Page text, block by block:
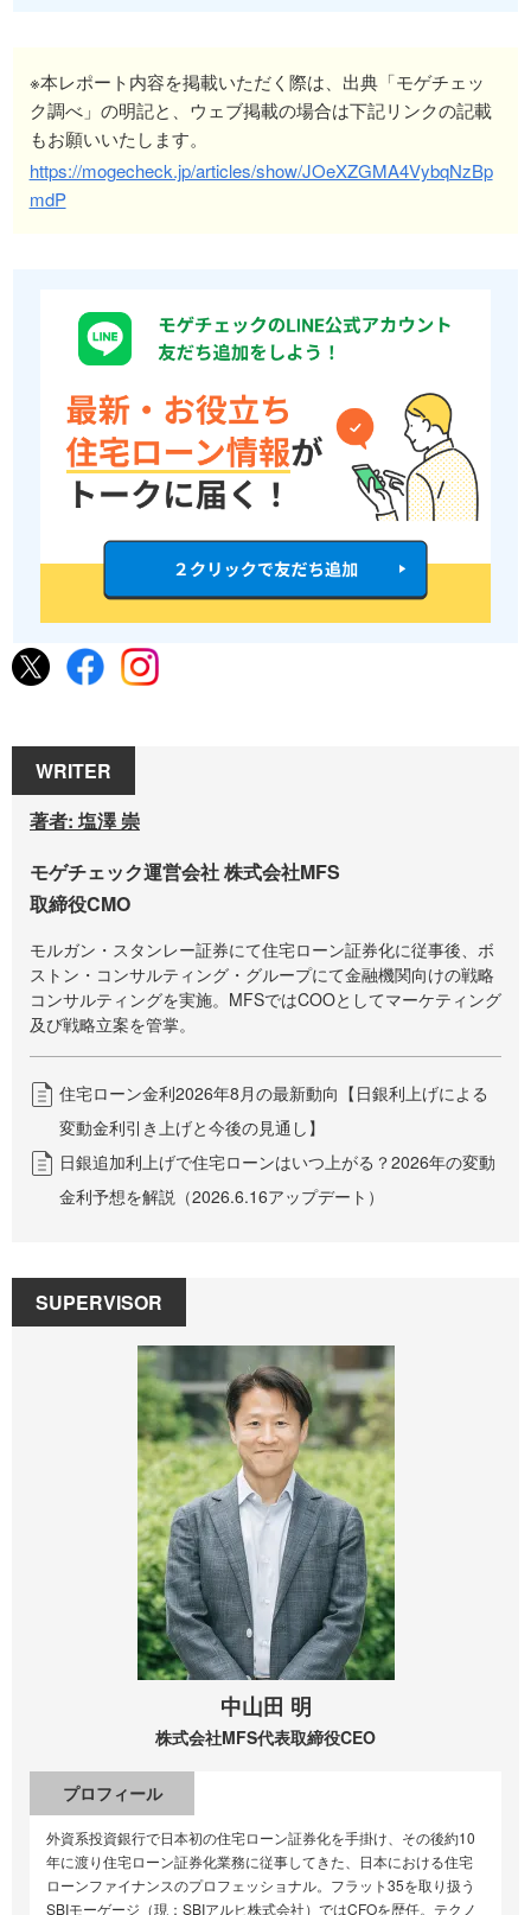
※本レポート内容を掲載いただく際は、出典「モゲチェッ
ク調べ」の明記と、ウェブ掲載の場合は下記リンクの記載
もお願いいたします。
https://mogecheck.jp/articles/show/JOeXZGMA4VybqNzBp
mdP
WRITER
著者: 塩澤 崇
モゲチェック運営会社 株式会社MFS
取締役CMO
モルガン・スタンレー証券にて住宅ローン証券化に従事後、ボ
ストン・コンサルティング・グループにて金融機関向けの戦略
コンサルティングを実施。MFSではCOOとしてマーケティング
及び戦略立案を管掌。
住宅ローン金利2026年8月の最新動向【日銀利上げによる
変動金利引き上げと今後の見通し】
日銀追加利上げで住宅ローンはいつ上がる？2026年の変動
金利予想を解説（2026.6.16アップデート）
SUPERVISOR
中山田 明
株式会社MFS代表取締役CEO
プロフィール
外資系投資銀行で日本初の住宅ローン証券化を手掛け、その後約10
年に渡り住宅ローン証券化業務に従事してきた、日本における住宅
ローンファイナンスのプロフェッショナル。フラット35を取り扱う
SBIモーゲージ（現：SBIアルヒ株式会社）ではCFOを歴任。テクノ